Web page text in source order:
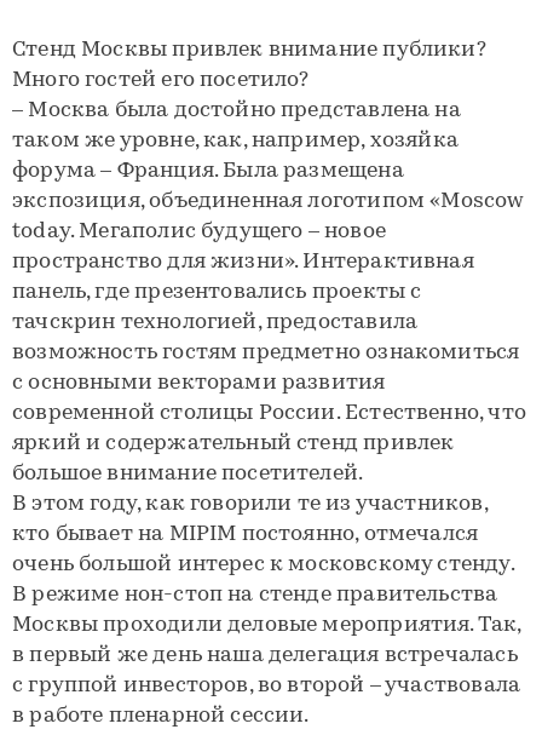
Стенд Москвы привлек внимание публики?
Много гостей его посетило?
– Москва была достойно представлена на
таком же уровне, как, например, хозяйка
форума – Франция. Была размещена
экспозиция, объединенная логотипом «Moscow
today. Мегаполис будущего – новое
пространство для жизни». Интерактивная
панель, где презентовались проекты с
тачскрин технологией, предоставила
возможность гостям предметно ознакомиться
с основными векторами развития
современной столицы России. Естественно, что
яркий и содержательный стенд привлек
большое внимание посетителей.
В этом году, как говорили те из участников,
кто бывает на MIPIM постоянно, отмечался
очень большой интерес к московскому стенду.
В режиме нон-стоп на стенде правительства
Москвы проходили деловые мероприятия. Так,
в первый же день наша делегация встречалась
с группой инвесторов, во второй – участвовала
в работе пленарной сессии.